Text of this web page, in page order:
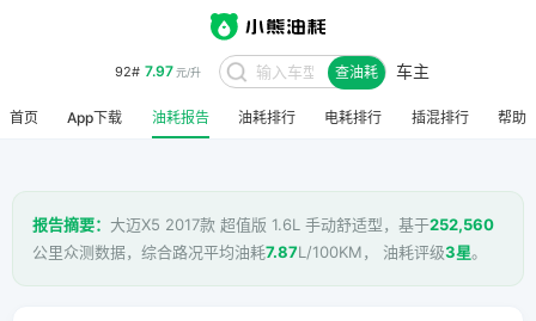
92# 7.97元/升 查油耗 车主
首页 App下载 油耗报告 油耗排行 电耗排行 插混排行 帮助
报告摘要： 大迈X5 2017款 超值版 1.6L 手动舒适型，基于252,560
公里众测数据，综合路况平均油耗7.87L/100KM， 油耗评级3星。